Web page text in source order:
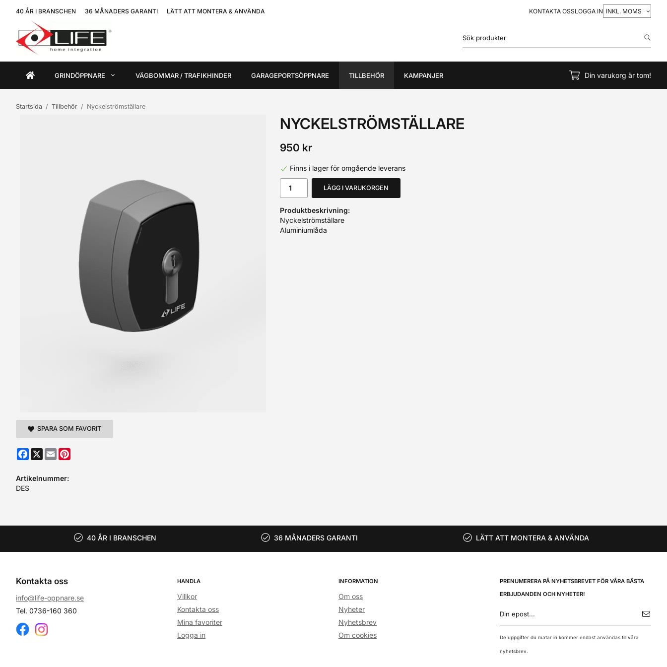
40 ÅR I BRANSCHEN 36 MÅNADERS GARANTI LÄTT ATT MONTERA & ANVÄNDA KONTAKTA OSSLOGGA IN VÄLJ
MOMS
GRINDÖPPNARE VÄGBOMMAR / TRAFIKHINDER GARAGEPORTSÖPPNARE TILLBEHÖR KAMPANJER Din varukorg är tom!
Startsida / Tillbehör / Nyckelströmställare
NYCKELSTRÖMSTÄLLARE
950 kr
Finns i lager för omgående leverans
LÄGG I VARUKORGEN
Produktbeskrivning:
Nyckelströmställare
Aluminiumlåda
SPARA SOM FAVORIT
Facebook
X Email
Artikelnummer:
DES
40 ÅR I BRANSCHEN 36 MÅNADERS GARANTI LÄTT ATT MONTERA & ANVÄNDA
Kontakta oss
info@life-oppnare.se
Tel. 0736-160 360
HANDLA
Villkor
Kontakta oss
Mina favoriter
Logga in
INFORMATION
Om oss
Nyheter
Nyhetsbrev
Om cookies
PRENUMERERA PÅ NYHETSBREVET FÖR VÅRA BÄSTA
ERBJUDANDEN OCH NYHETER!
De uppgifter du matar in kommer endast användas till våra
nyhetsbrev.